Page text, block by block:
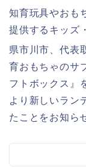
知育玩具やおも
提供するキッズ
県市川市、代表
育おもちゃのサ
フトボックス』
より新しいラン
たことをお知ら